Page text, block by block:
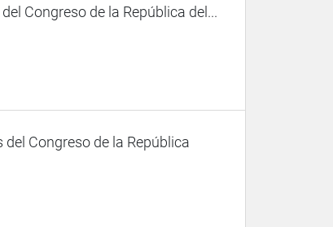
Congreso de la República del...
Congreso de la República